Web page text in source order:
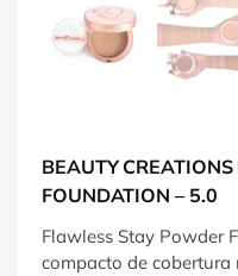
BEAUTY
FOUNDATION – 5.0
Flawless Stay Powder
compacto de